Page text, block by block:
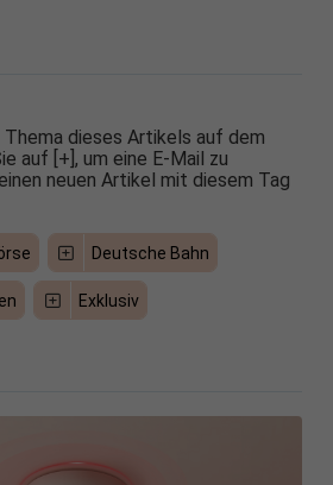
Thema dieses Artikels auf dem
auf [+], um eine E-Mail zu
neuen Artikel mit diesem Tag
Deutsche Bahn
Exklusiv